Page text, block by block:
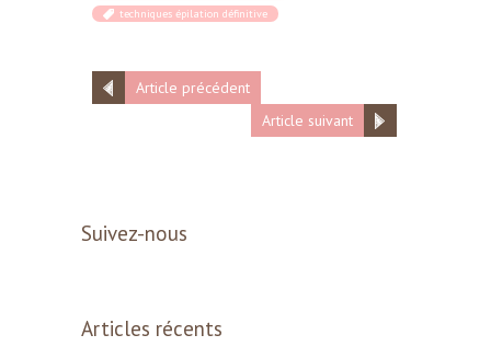
techniques épilation définitive
Article précédent
Article suivant
Suivez-nous
Articles récents